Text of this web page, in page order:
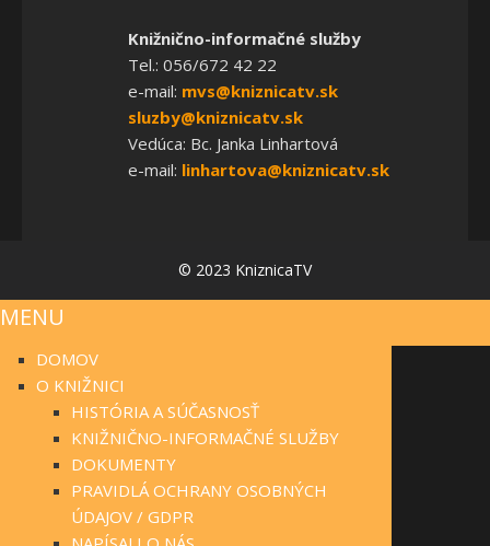
Knižnično-informačné služby
Tel.: 056/672 42 22
e-mail: mvs@kniznicatv.sk
sluzby@kniznicatv.sk
Vedúca: Bc. Janka Linhartová
e-mail: linhartova@kniznicatv.sk
© 2023 KniznicaTV
MENU
DOMOV
O KNIŽNICI
HISTÓRIA A SÚČASNOSŤ
KNIŽNIČNO-INFORMAČNÉ SLUŽBY
DOKUMENTY
PRAVIDLÁ OCHRANY OSOBNÝCH
ÚDAJOV / GDPR